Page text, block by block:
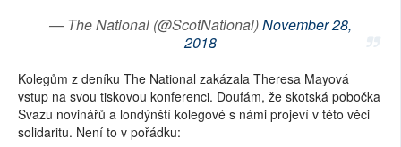
— The National (@ScotNational)November 28,
2018
Kolegům z deníku The National zakázala Theresa Mayová
vstup na svou tiskovou konferenci. Doufám, že skotská pobočka
Svazu novinářů a londýnští kolegové s námi projeví v této věci
solidaritu. Není to v pořádku: